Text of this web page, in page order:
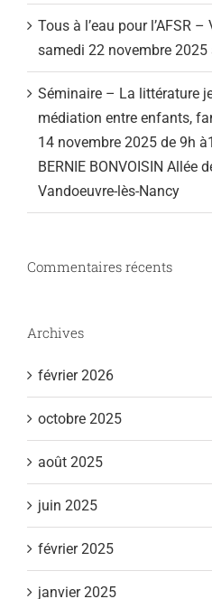
Tous à l’eau pour l’AFSR
samedi 22 novembre 2025
Séminaire – La littérature
médiation entre enfants,
14 novembre 2025 de 9h
BERNIE BONVOISIN Allée
Vandoeuvre-lès-Nancy
Commentaires récents
Archives
février 2026
octobre 2025
août 2025
juin 2025
février 2025
janvier 2025